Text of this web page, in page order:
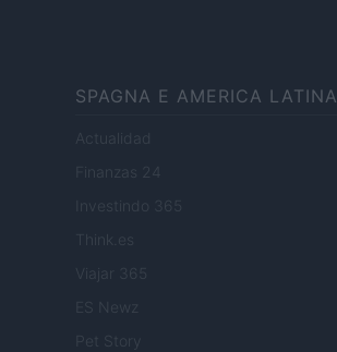
SPAGNA E AMERICA LATINA
Actualidad
Finanzas 24
Investindo 365
Think.es
Viajar 365
ES Newz
Pet Story